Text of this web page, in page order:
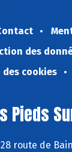
des
des cookies
Pieds
28 route de Bain